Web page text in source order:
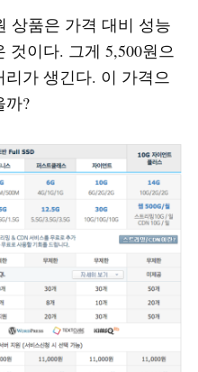
상품은 가격 대비 성능
것이다. 그게 5,500원으
가 생긴다. 이 가격으
까?